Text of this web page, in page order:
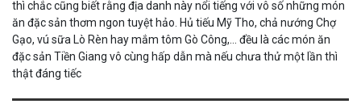
thì chắc cũng biết rằng địa danh này nổi tiếng với vô số những món
ăn đặc sản thơm ngon tuyệt hảo. Hủ tiếu Mỹ Tho, chả nướng Chợ
Gạo, vú sữa Lò Rèn hay mắm tôm Gò Công,... đều là các món ăn
đặc sản Tiền Giang vô cùng hấp dẫn mà nếu chưa thử một lần thì
thật đáng tiếc